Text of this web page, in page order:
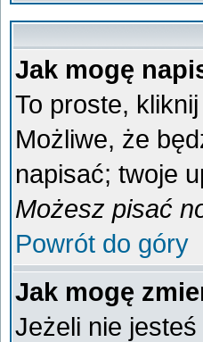
Jak mogę
To proste,
Możliwe, że
napisać; twoje
Możesz pisać
Powrót do góry
Jak mogę
Jeżeli nie